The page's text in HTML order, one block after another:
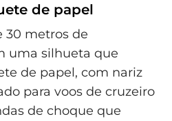
de papel
30 metros de
uma silhueta que
de papel, com nariz
para voos de cruzeiro
de choque que